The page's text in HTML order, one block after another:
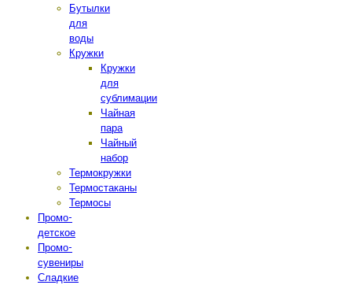
Бутылки
для
воды
Кружки
Кружки
для
сублимации
Чайная
пара
Чайный
набор
Термокружки
Термостаканы
Термосы
Промо-
детское
Промо-
сувениры
Сладкие